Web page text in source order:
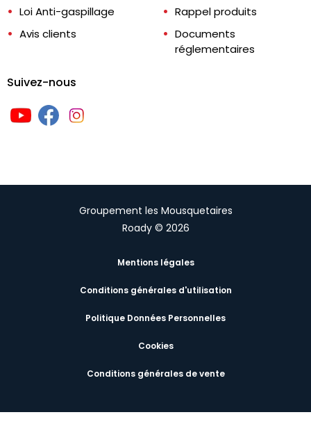
Loi Anti-gaspillage
Avis clients
Rappel produits
Documents
réglementaires
Suivez-nous
Groupement les Mousquetaires
Roady © 2026
Mentions légales
Conditions générales d'utilisation
Politique Données Personnelles
Cookies
Conditions générales de vente